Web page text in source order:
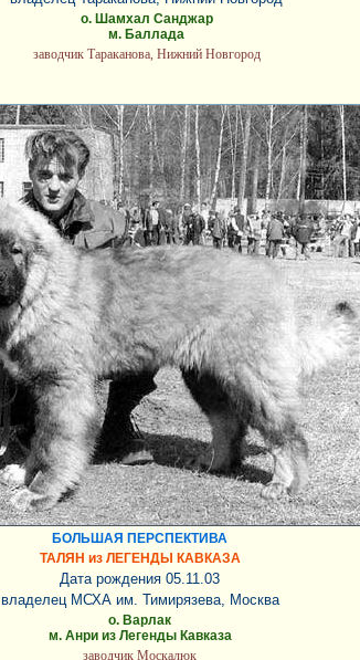
о. Шамхал Санджар
м. Баллада
заводчик Тараканова, Нижний Новгород
БОЛЬШАЯ ПЕРСПЕКТИВА
ТАЛЯН из ЛЕГЕНДЫ КАВКАЗА
Дата рождения 05.11.03
владелец МСХА им. Тимирязева, Москва
о. Варлак
м. Анри из Легенды Кавказа
заводчик Москалюк